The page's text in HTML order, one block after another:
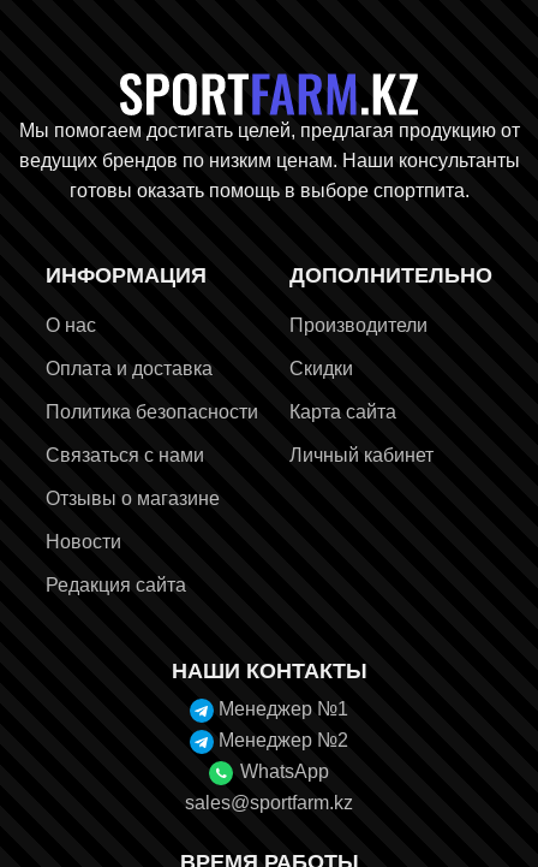
Мы помогаем достигать целей, предлагая продукцию от
ведущих брендов по низким ценам. Наши консультанты
готовы оказать помощь в выборе спортпита.
ИНФОРМАЦИЯ
О нас
Оплата и доставка
Политика безопасности
Связаться с нами
Отзывы о магазине
Новости
Редакция сайта
ДОПОЛНИТЕЛЬНО
Производители
Скидки
Карта сайта
Личный кабинет
НАШИ КОНТАКТЫ
Менеджер №1
Менеджер №2
WhatsApp
sales@sportfarm.kz